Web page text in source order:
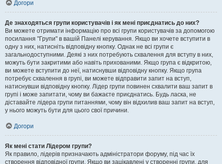
Догори
Де знаходяться групи користувачів і як мені приєднатись до них?
Ви можете отримати інформацію про всі групи користувачів за допомогою
посилання "Групи" в вашій Панелі керування. Якщо ви хочете вступити в
одну з них, натисніть відповідну кнопку. Однак не всі групи є
загальнодоступними. Деякі з них потребують схвалення для вступу в них,
можуть бути закритими або навіть прихованими. Якщо група є відкритою,
ви можете вступити до неї, натиснувши відповідну кнопку. Якщо група
потребує схвалення в групі, ви можете відправити запит на вступ,
натиснувши відповідну кнопку. Лідер групи повинен схвалити ваш запит в
групі і може запитати, чому ви бажаєте приєднатись. Будь ласка, не
діставайте лідера групи питаннями, чому він відхилив ваш запит на вступ,
у нього можуть бути для цього свої причини.
Догори
Як мені стати Лідером групи?
Як правило, лідерів призначають адміністратори форуму, під час їх
створення відповідної групи. Якщо ви зацікавлені у створенні групи, для